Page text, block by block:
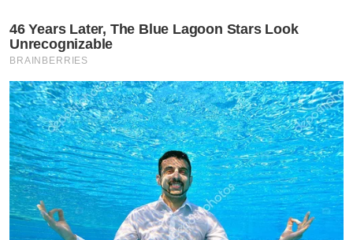
46 Years Later, The Blue Lagoon Stars Look
Unrecognizable
BRAINBERRIES